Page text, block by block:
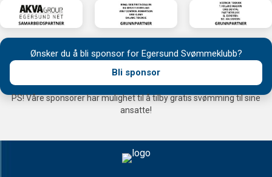
Ønsker du å bli sponsor for Egersund Svømmeklubb?
Bli sponsor
PS! Våre sponsorer har mulighet til å tilby gratis svømming til sine
ansatte!